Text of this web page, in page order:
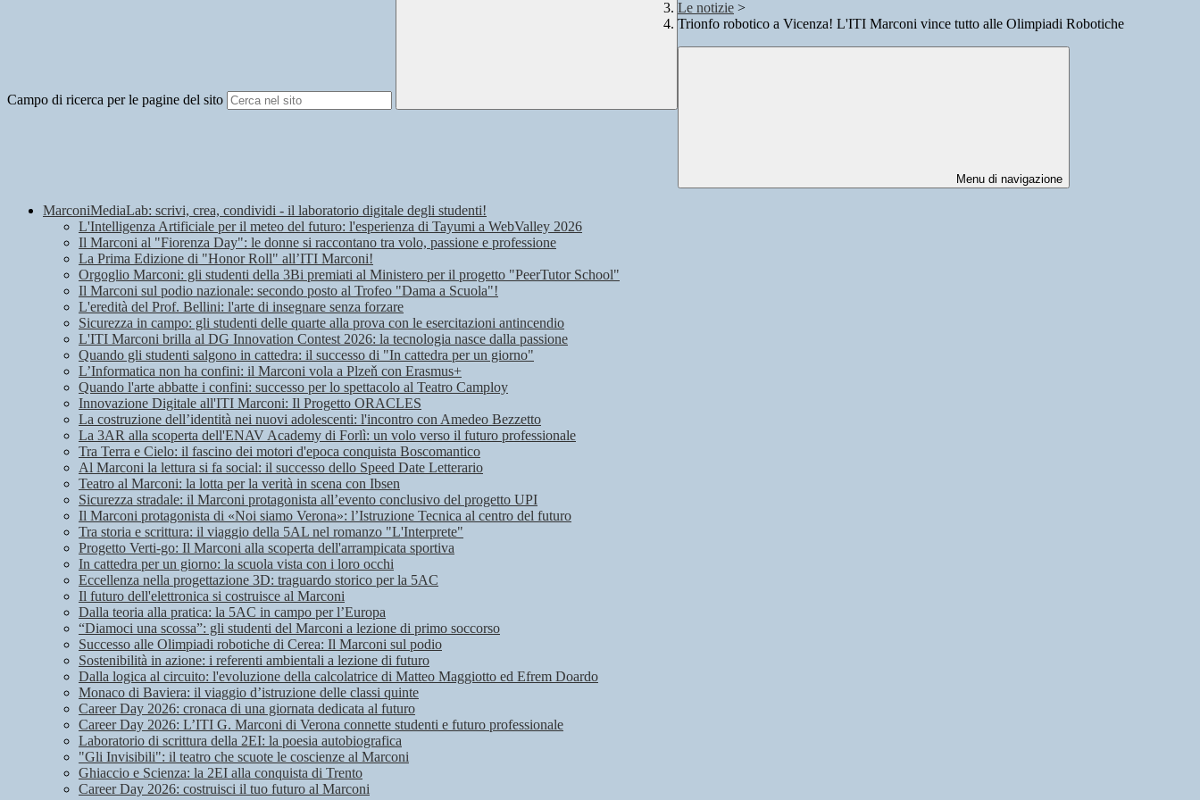
Campo di ricerca per le pagine del sito
Le notizie >
Trionfo robotico a Vicenza! L'ITI Marconi vince tutto alle Olimpiadi Robotiche
Menu di navigazione
MarconiMediaLab: scrivi, crea, condividi - il laboratorio digitale degli studenti!
L'Intelligenza Artificiale per il meteo del futuro: l'esperienza di Tayumi a WebValley 2026
Il Marconi al "Fiorenza Day": le donne si raccontano tra volo, passione e professione
La Prima Edizione di "Honor Roll" all’ITI Marconi!
Orgoglio Marconi: gli studenti della 3Bi premiati al Ministero per il progetto "PeerTutor School"
Il Marconi sul podio nazionale: secondo posto al Trofeo "Dama a Scuola"!
L'eredità del Prof. Bellini: l'arte di insegnare senza forzare
Sicurezza in campo: gli studenti delle quarte alla prova con le esercitazioni antincendio
L'ITI Marconi brilla al DG Innovation Contest 2026: la tecnologia nasce dalla passione
Quando gli studenti salgono in cattedra: il successo di "In cattedra per un giorno"
L’Informatica non ha confini: il Marconi vola a Plzeň con Erasmus+
Quando l'arte abbatte i confini: successo per lo spettacolo al Teatro Camploy
Innovazione Digitale all'ITI Marconi: Il Progetto ORACLES
La costruzione dell’identità nei nuovi adolescenti: l'incontro con Amedeo Bezzetto
La 3AR alla scoperta dell'ENAV Academy di Forlì: un volo verso il futuro professionale
Tra Terra e Cielo: il fascino dei motori d'epoca conquista Boscomantico
Al Marconi la lettura si fa social: il successo dello Speed Date Letterario
Teatro al Marconi: la lotta per la verità in scena con Ibsen
Sicurezza stradale: il Marconi protagonista all’evento conclusivo del progetto UPI
Il Marconi protagonista di «Noi siamo Verona»: l’Istruzione Tecnica al centro del futuro
Tra storia e scrittura: il viaggio della 5AL nel romanzo "L'Interprete"
Progetto Verti-go: Il Marconi alla scoperta dell'arrampicata sportiva
In cattedra per un giorno: la scuola vista con i loro occhi
Eccellenza nella progettazione 3D: traguardo storico per la 5AC
Il futuro dell'elettronica si costruisce al Marconi
Dalla teoria alla pratica: la 5AC in campo per l’Europa
“Diamoci una scossa”: gli studenti del Marconi a lezione di primo soccorso
Successo alle Olimpiadi robotiche di Cerea: Il Marconi sul podio
Sostenibilità in azione: i referenti ambientali a lezione di futuro
Dalla logica al circuito: l'evoluzione della calcolatrice di Matteo Maggiotto ed Efrem Doardo
Monaco di Baviera: il viaggio d’istruzione delle classi quinte
Career Day 2026: cronaca di una giornata dedicata al futuro
Career Day 2026: L’ITI G. Marconi di Verona connette studenti e futuro professionale
Laboratorio di scrittura della 2EI: la poesia autobiografica
"Gli Invisibili": il teatro che scuote le coscienze al Marconi
Ghiaccio e Scienza: la 2EI alla conquista di Trento
Career Day 2026: costruisci il tuo futuro al Marconi